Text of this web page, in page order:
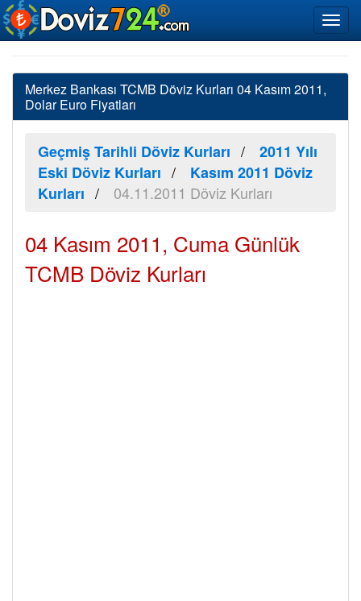
Merkez Bankası TCMB Döviz Kurları 04 Kasım 2011,
Dolar Euro Fiyatları
Geçmiş Tarihli Döviz Kurları
2011 Yılı
Eski Döviz Kurları
Kasım 2011 Döviz
Kurları
04.11.2011 Döviz Kurları
04 Kasım 2011, Cuma Günlük
TCMB Döviz Kurları